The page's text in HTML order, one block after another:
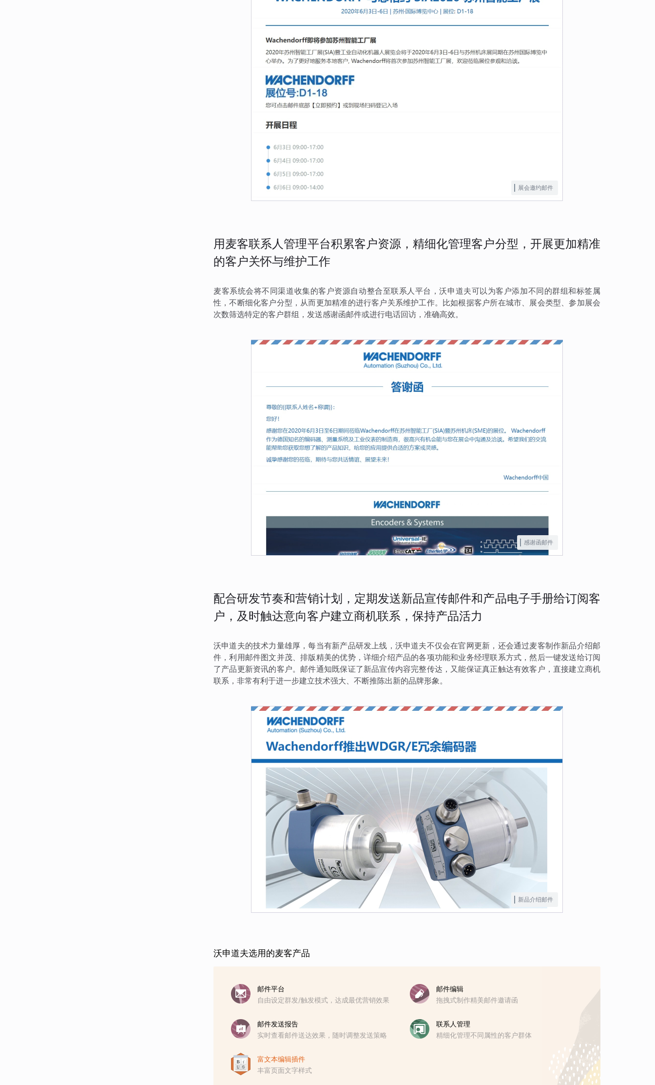
展会邀约邮件
用麦客联系人管理平台积累客户资源，精细化管理客户分型，开展更加精准
的客户关怀与维护工作
麦客系统会将不同渠道收集的客户资源自动整合至联系人平台，沃申道夫可以为客户添加不同的群组和标签属
性，不断细化客户分型，从而更加精准的进行客户关系维护工作。比如根据客户所在城市、展会类型、参加展会
次数筛选特定的客户群组，发送感谢函邮件或进行电话回访，准确高效。
感谢函邮件
配合研发节奏和营销计划，定期发送新品宣传邮件和产品电子手册给订阅客
户，及时触达意向客户建立商机联系，保持产品活力
沃申道夫的技术力量雄厚，每当有新产品研发上线，沃申道夫不仅会在官网更新，还会通过麦客制作新品介绍邮
件，利用邮件图文并茂、排版精美的优势，详细介绍产品的各项功能和业务经理联系方式，然后一键发送给订阅
了产品更新资讯的客户。邮件通知既保证了新品宣传内容完整传达，又能保证真正触达有效客户，直接建立商机
联系，非常有利于进一步建立技术强大、不断推陈出新的品牌形象。
新品介绍邮件
沃申道夫选用的麦客产品
邮件平台
自由设定群发/触发模式，达成最优营销效果
邮件编辑
拖拽式制作精美邮件邀请函
邮件发送报告
实时查看邮件送达效果，随时调整发送策略
联系人管理
精细化管理不同属性的客户群体
富文本编辑插件
丰富页面文字样式